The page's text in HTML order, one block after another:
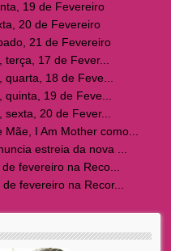
19 de Fevereiro
20 de Fevereiro
21 de Fevereiro
17 de Fever...
18 de Feve...
19 de Feve...
20 de Fever...
I Am Mother como...
estreia da nova ...
fevereiro na Reco...
fevereiro na Recor...